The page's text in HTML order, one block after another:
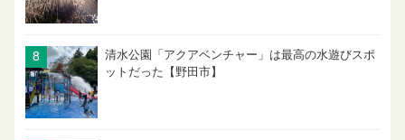
清水公園「アクアベンチャー」は最高の水遊びスポ
ットだった【野田市】